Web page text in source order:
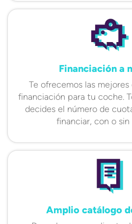
Financiación a
Te ofrecemos las
financiación para tu coche.
decides el número de
financiar, con o sin
Amplio catálogo